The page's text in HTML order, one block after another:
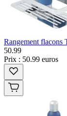
Rangement flacons
50.99
Prix : 50.99 euros